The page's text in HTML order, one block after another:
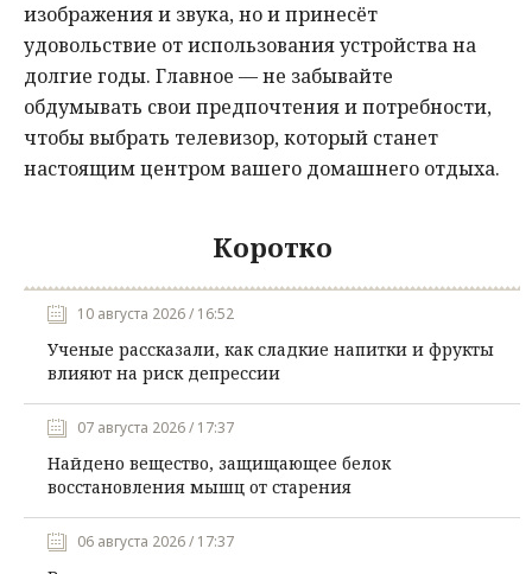
изображения и звука, но и принесёт
удовольствие от использования устройства на
долгие годы. Главное — не забывайте
обдумывать свои предпочтения и потребности,
чтобы выбрать телевизор, который станет
настоящим центром вашего домашнего отдыха.
Коротко
10 августа 2026 / 16:52
Ученые рассказали, как сладкие напитки и фрукты
влияют на риск депрессии
07 августа 2026 / 17:37
Найдено вещество, защищающее белок
восстановления мышц от старения
06 августа 2026 / 17:37